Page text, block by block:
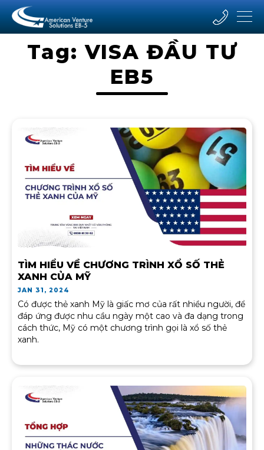
Tag: VISA ĐẦU TƯ
EB5
TÌM HIỂU VỀ CHƯƠNG TRÌNH XỔ SỐ THẺ
XANH CỦA MỸ
JAN 31, 2024
Có được thẻ xanh Mỹ là giấc mơ của rất nhiều người, để
đáp ứng được nhu cầu ngày một cao và đa dạng trong
cách thức, Mỹ có một chương trình gọi là xổ số thẻ
xanh.